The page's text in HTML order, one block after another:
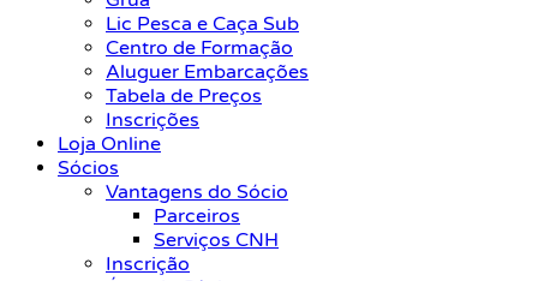
Lic Pesca e Caça Sub
Centro de Formação
Aluguer Embarcações
Tabela de Preços
Inscrições
Loja Online
Sócios
Vantagens do Sócio
Parceiros
Serviços CNH
Inscrição